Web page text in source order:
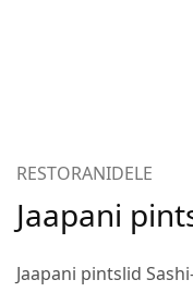
RESTORANIDELE
Jaapani
Jaapani pintslid